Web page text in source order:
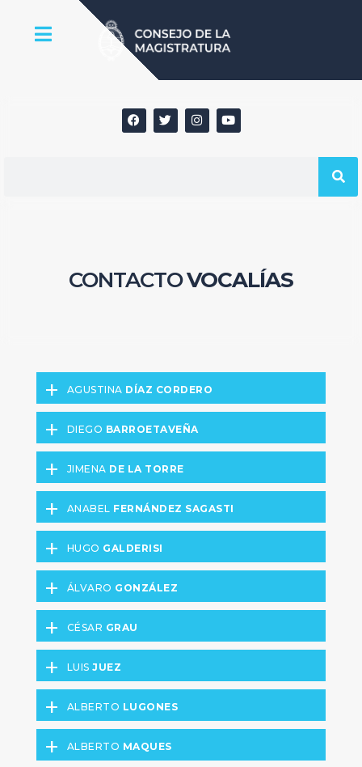
CONTACTOVOCALÍAS
+ AGUSTINA DÍAZ CORDERO
+ DIEGO BARROETAVEÑA
+ JIMENA DE LA TORRE
+ ANABEL FERNÁNDEZ SAGASTI
+ HUGO GALDERISI
+ ÁLVARO GONZÁLEZ
+ CÉSAR GRAU
+ LUISJUEZ
+ ALBERTO LUGONES
+ ALBERTO MAQUES